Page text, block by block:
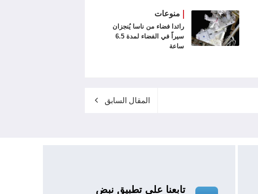
منوعات
رائدا فضاء من ناسا يُنجزان
سيراً في الفضاء لمدة 6.5
ساعة
المقال السابق
تابعنا علي تطبيق نبض